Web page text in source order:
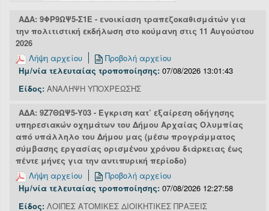
ΑΔΑ: 9ΦΡ9ΩΨ5-Σ1Ε - ενοικίαση τραπεζοκαθισμάτών για
την πολιτιστική εκδήλωση στο κούμανη στις 11 Αυγούστου
2026
Λήψη αρχείου
Προβολή αρχείου
Ημ/νία τελευταίας τροποποίησης: 07/08/2026 13:01:43
Είδος: ΑΝΑΛΗΨΗ ΥΠΟΧΡΕΩΣΗΣ
ΑΔΑ: 9Ζ7ΘΩΨ5-Υ03 - Έγκριση κατ’ εξαίρεση οδήγησης
υπηρεσιακών οχημάτων του Δήμου Αρχαίας Ολυμπίας
από υπάλληλο του Δήμου μας (μέσω προγράμματος
σύμβασης εργασίας ορισμένου χρόνου διάρκειας έως
πέντε μήνες για την αντιπυρική περίοδο)
Λήψη αρχείου
Προβολή αρχείου
Ημ/νία τελευταίας τροποποίησης: 07/08/2026 12:27:58
Είδος: ΛΟΙΠΕΣ ΑΤΟΜΙΚΕΣ ΔΙΟΙΚΗΤΙΚΕΣ ΠΡΑΞΕΙΣ